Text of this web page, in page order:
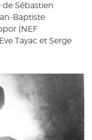
de Sébastien
Baptiste
(NEF
Tayac et Serge